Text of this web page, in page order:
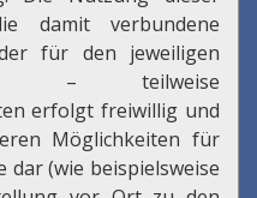
damit verbundene
für den jeweiligen
– teilweise
erfolgt freiwillig und
Möglichkeiten für
dar (wie beispielsweise